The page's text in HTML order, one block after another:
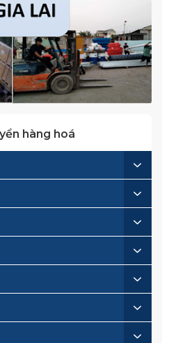
hàng hoá